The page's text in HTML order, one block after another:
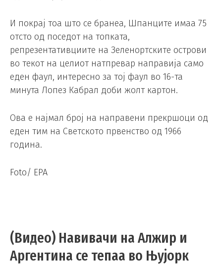
И покрај тоа што се бранеа, Шпанците имаа 75
отсто од поседот на топката,
репрезентативциите на Зеленортските острови
во текот на целиот натпревар направија само
еден фаул, интересно за тој фаул во 16-та
минута Лопез Кабрал доби жолт картон.
Ова е најмал број на направени прекршоци од
еден тим на Светското првенство од 1966
година.
Foto/ EPA
(Видео) Навивачи на Алжир и
Аргентина се тепаа во Њујорк